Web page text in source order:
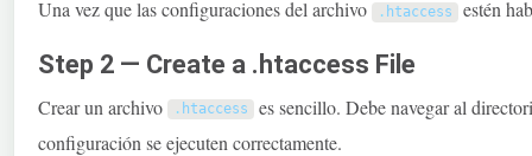
Una vez que las configuraciones del archivo . htaccess estén
Step 2 — Create a .htaccess File
Crear un archivo . htaccess es sencillo. Debe navegar al
configuración se ejecuten correctamente.